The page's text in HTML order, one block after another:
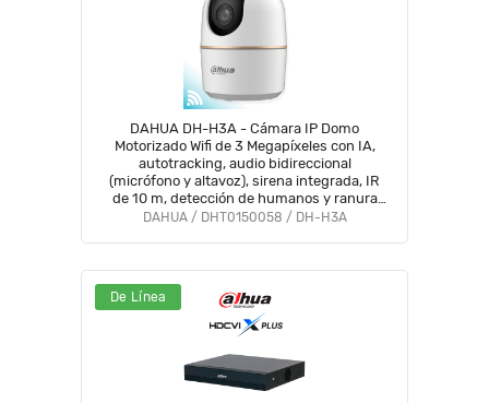
DAHUA DH-H3A - Cámara IP Domo
Motorizado Wifi de 3 Megapíxeles con IA,
autotracking, audio bidireccional
(micrófono y altavoz), sirena integrada, IR
de 10 m, detección de humanos y ranura
MicroSD #WiFiDahua #ANIVDICW
DAHUA / DHT0150058 / DH-H3A
De Línea